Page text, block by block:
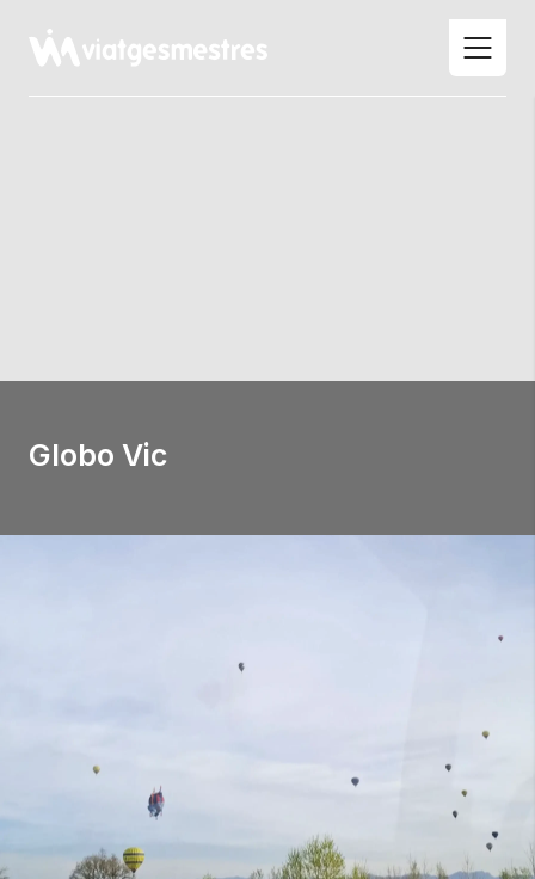
content
Globo Vic
Osona. Cerca de la capital es donde nos
esperan los globos con los que
sobrevolaremos la llanura de vic y
disfrutaremos de los paisajes y vistas